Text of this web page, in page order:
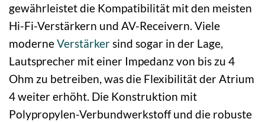
gewährleistet die Kompatibilität mit den meisten
Hi-Fi-Verstärkern und AV-Receivern. Viele
moderneVerstärker sind sogar in der Lage,
Lautsprecher mit einer Impedanz von bis zu 4
Ohm zu betreiben, was die Flexibilität der Atrium
4 weiter erhöht. Die Konstruktion mit
Polypropylen-Verbundwerkstoff und die robuste